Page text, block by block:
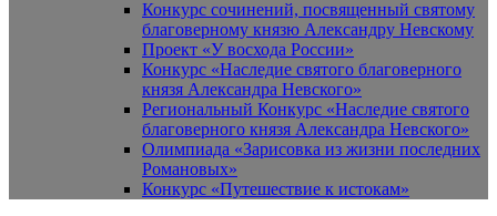
Конкурс сочинений, посвященный святому
благоверному князю Александру Невскому
Проект «У восхода России»
Конкурс «Наследие святого благоверного
князя Александра Невского»
Региональный Конкурс «Наследие святого
благоверного князя Александра Невского»
Олимпиада «Зарисовка из жизни последних
Романовых»
Конкурс «Путешествие к истокам»